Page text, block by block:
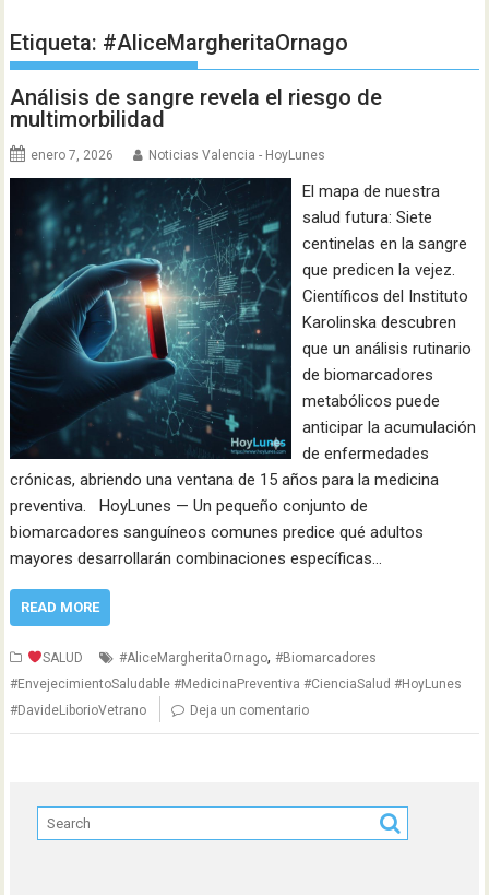
Etiqueta: #AliceMargheritaOrnago
Análisis de sangre revela el riesgo de
multimorbilidad
enero 7, 2026 Noticias Valencia - HoyLunes
El mapa de nuestra
salud futura: Siete
centinelas en la sangre
que predicen la vejez.
Científicos del Instituto
Karolinska descubren
que un análisis rutinario
de biomarcadores
metabólicos puede
anticipar la acumulación
de enfermedades
crónicas, abriendo una ventana de 15 años para la medicina
preventiva. HoyLunes — Un pequeño conjunto de
biomarcadores sanguíneos comunes predice qué adultos
mayores desarrollarán combinaciones específicas…
READ MORE
SALUD #AliceMargheritaOrnago,#Biomarcadores
#EnvejecimientoSaludable #MedicinaPreventiva #CienciaSalud #HoyLunes
#DavideLiborioVetrano
Deja un comentario